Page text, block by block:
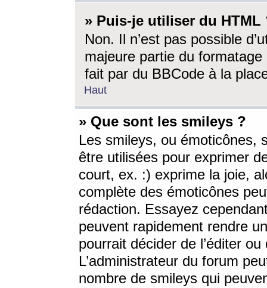
» Puis-je utiliser du HTML
Non. Il n’est pas possible
majeure partie du
fait par du BBCode à la
Haut
» Que sont les smileys ?
Les smileys, ou émoticônes,
être utilisées pour exprimer
court, ex. :) exprime la joie,
complète des émoticônes
rédaction. Essayez
peuvent rapidement rendre
pourrait décider de l’éditer
L’administrateur du forum
nombre de smileys qui